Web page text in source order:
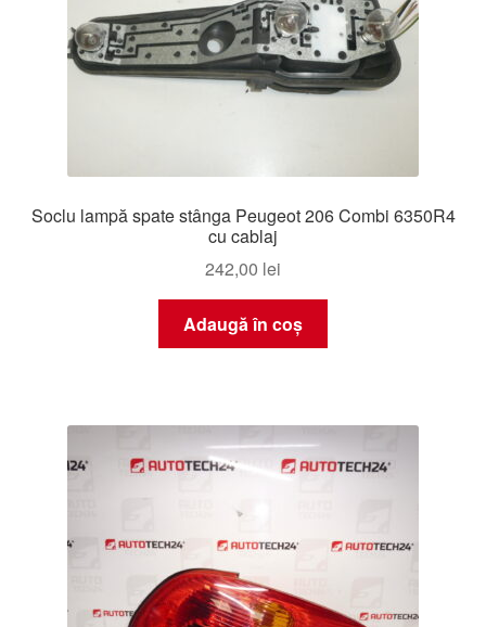
Soclu lampă spate stânga Peugeot 206 Combi 6350R4
cu cablaj
242,00 lei
Adaugă în coș